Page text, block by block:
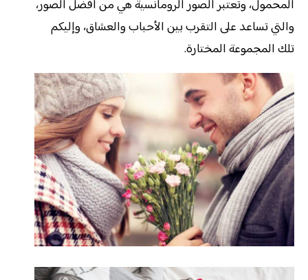
المحمول، وتعتبر الصور الرومانسية هي من أفضل الصور،
والتي تساعد على التقرب بين الأحباب والعشاق، وإليكم
تلك المجموعة المختارة.